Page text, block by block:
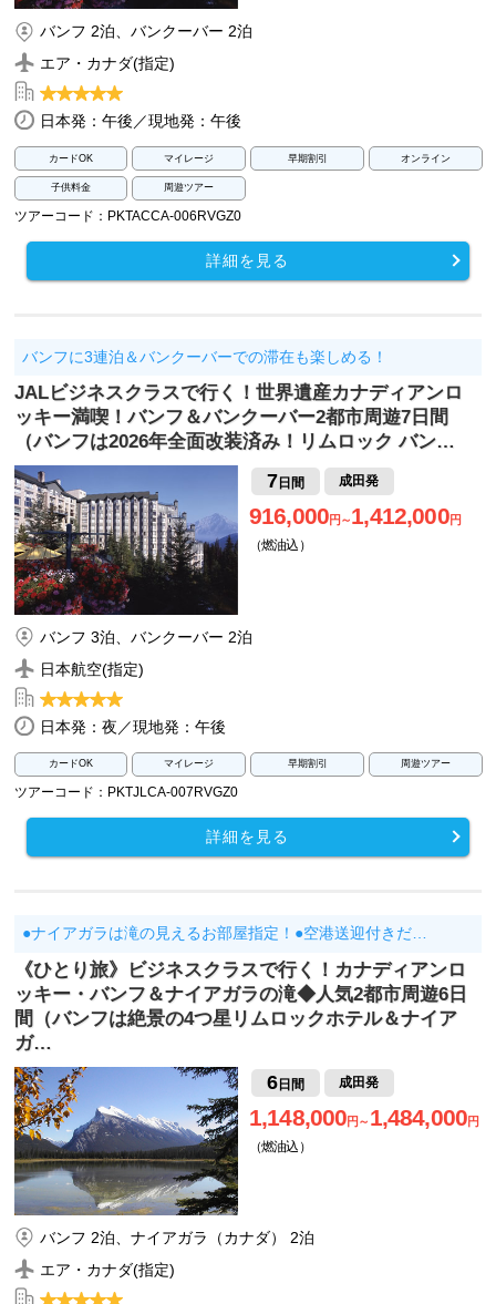
バンフ 2泊、バンクーバー 2泊
エア・カナダ(指定)
日本発：午後／現地発：午後
カードOK マイレージ 早期割引 オンライン
子供料金 周遊ツアー
ツアーコード：PKTACCA-006RVGZ0
詳細を見る
バンフに3連泊＆バンクーバーでの滞在も楽しめる！
JALビジネスクラスで行く！世界遺産カナディアンロ
ッキー満喫！バンフ＆バンクーバー2都市周遊7日間
（バンフは2026年全面改装済み！リムロック バン…
7 日間 成田発
916,000円～1,412,000円
（燃油込）
バンフ 3泊、バンクーバー 2泊
日本航空(指定)
日本発：夜／現地発：午後
カードOK マイレージ 早期割引 周遊ツアー
ツアーコード：PKTJLCA-007RVGZ0
詳細を見る
●ナイアガラは滝の見えるお部屋指定！●空港送迎付きだ…
《ひとり旅》ビジネスクラスで行く！カナディアンロ
ッキー・バンフ＆ナイアガラの滝◆人気2都市周遊6日
間（バンフは絶景の4つ星リムロックホテル＆ナイア
ガ…
6日間 成田発
1,148,000円～ 1,484,000円
（燃油込）
バンフ 2泊、ナイアガラ（カナダ） 2泊
エア・カナダ(指定)